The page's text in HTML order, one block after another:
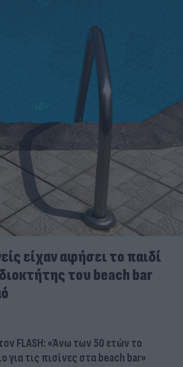
είχαν αφήσει το παιδί
του beach bar
FLASH: «Άνω των 50 ετών το
για τις πισίνες στα beach bar»